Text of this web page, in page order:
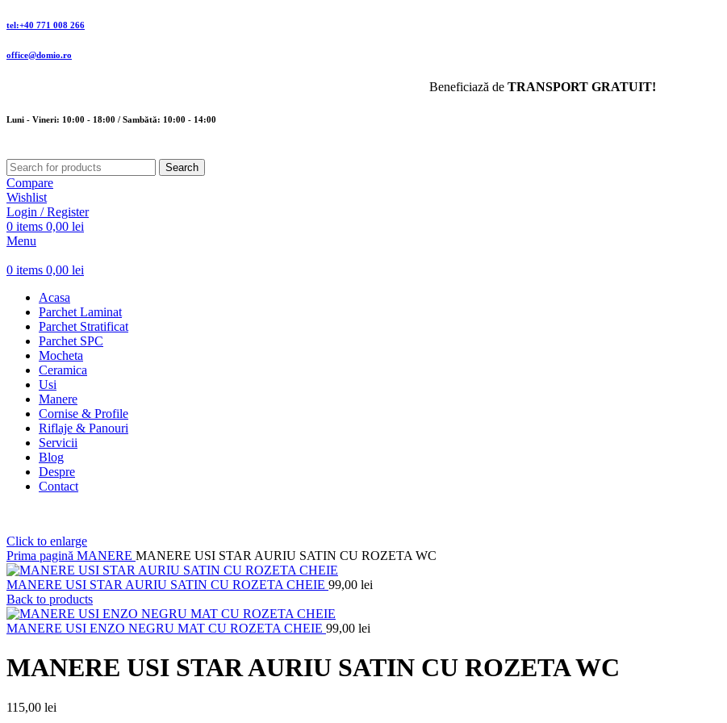
tel:+40 771 008 266
office@domio.ro
Beneficiază de TRANSPORT GRATUIT!
Luni - Vineri: 10:00 - 18:00 / Sambătă: 10:00 - 14:00
Search
Compare
Wishlist
Login / Register
0 items 0,00 lei
Menu
0 items 0,00 lei
Acasa
Parchet Laminat
Parchet Stratificat
Parchet SPC
Mocheta
Ceramica
Usi
Manere
Cornise & Profile
Riflaje & Panouri
Servicii
Blog
Despre
Contact
Click to enlarge
Prima pagină MANERE MANERE USI STAR AURIU SATIN CU ROZETA WC
MANERE USI STAR AURIU SATIN CU ROZETA CHEIE 99,00 lei
Back to products
MANERE USI ENZO NEGRU MAT CU ROZETA CHEIE 99,00 lei
MANERE USI STAR AURIU SATIN CU ROZETA WC
115,00 lei